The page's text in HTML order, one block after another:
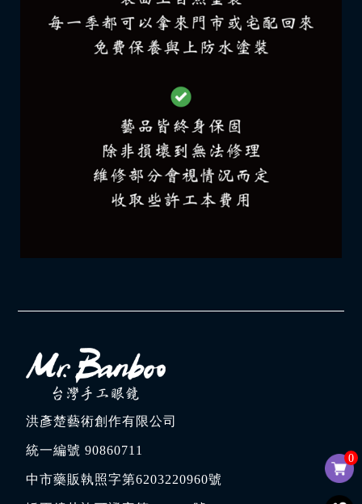
0
洪彥楚藝術創作有限公司
統一編號 90860711
中市藥販執照字第6203220960號